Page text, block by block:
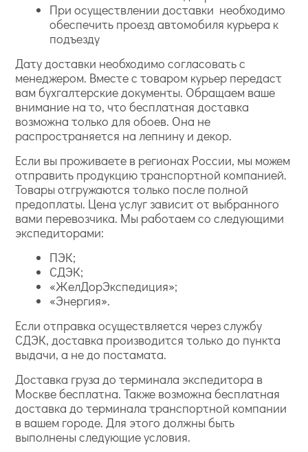
При осуществлении доставки необходимо
обеспечить проезд автомобиля курьера к
подъезду
Дату доставки необходимо согласовать с
менеджером. Вместе с товаром курьер передаст
вам бухгалтерские документы. Обращаем ваше
внимание на то, что бесплатная доставка
возможна только для обоев. Она не
распространяется на лепнину и декор.
Если вы проживаете в регионах России, мы можем
отправить продукцию транспортной компанией.
Товары отгружаются только после полной
предоплаты. Цена услуг зависит от выбранного
вами перевозчика. Мы работаем со следующими
экспедиторами:
ПЭК;
СДЭК;
«ЖелДорЭкспедиция»;
«Энергия».
Если отправка осуществляется через службу
СДЭК, доставка производится только до пункта
выдачи, а не до постамата.
Доставка груза до терминала экспедитора в
Москве бесплатна. Также возможна бесплатная
доставка до терминала транспортной компании
в вашем городе. Для этого должны быть
выполнены следующие условия.